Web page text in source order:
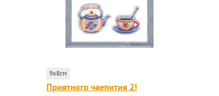
9x8см
Приятного чаепития 2!